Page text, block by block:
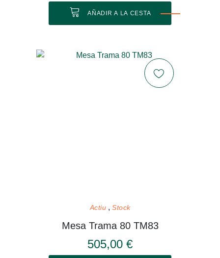
AÑADIR A LA CESTA
Actiu Stock
Mesa Trama 80 TM83
505,00 €